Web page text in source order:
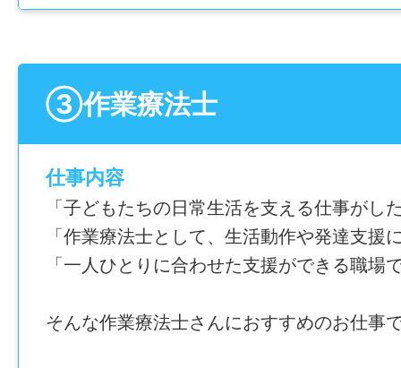
・ことばやコミュニケーション面の支援
・児童の送迎
【こんな方におすすめ】
・言語聴覚士の資格を活かしたい方
・子どもと関わる仕事がしたい方
・療育や放課後等デイサービスに興味があ
・鹿児島市内で正社員として長く働きたい
理学療法士（正社員）を大募集！
────────────────
【 おすすめPOINT3選 】
[2] 時間外勤務なしでメリハリ◎
[3] 放課後等デイサービスで子どもに寄り
＿＿＿＿＿
￣￣￣￣￣
③作業療法士
仕事内容
「子どもたちの日常生活を支える仕事がし
「作業療法士として、生活動作や発達支援
「一人ひとりに合わせた支援ができる職場
そんな作業療法士さんにおすすめのお仕事